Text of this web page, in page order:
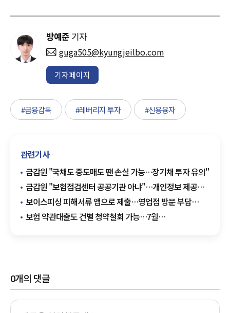
방예준 기자
guga505@kyungjeilbo.com
기자페이지
#금융감독 #레버리지 투자 #신용융자
관련기사
금감원 "국채도 중도매도 땐 손실 가능…장기채 투자 유의"
금감원 "보험점검센터 공공기관 아냐"…개인정보 제공
주의보
보이스피싱 피해서류 앱으로 제출…영업점 방문 부담
줄인다
보험 약관대출도 건별 청약철회 가능…7월
0개의 댓글